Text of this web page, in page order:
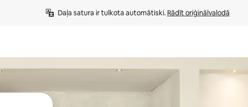
Daļa satura ir tulkota automātiski. Rādīt oriģinālvalodā